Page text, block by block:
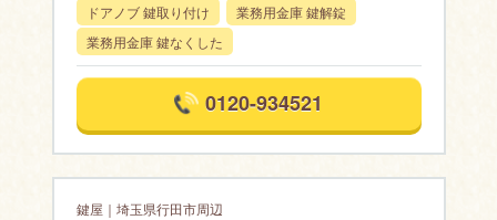
ドアノブ 鍵取り付け
業務用金庫 鍵解錠
業務用金庫 鍵なくした
0120-934521
鍵屋｜埼玉県行田市周辺